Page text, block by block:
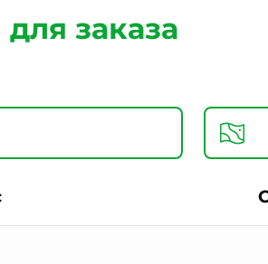
для заказа